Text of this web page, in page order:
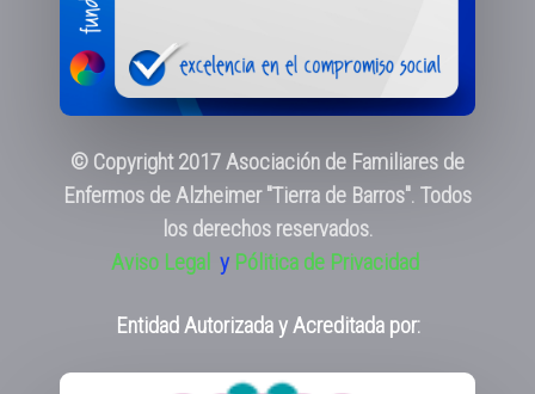
© Copyright 2017 Asociación de Familiares de
Enfermos de Alzheimer "Tierra de Barros". Todos
los derechos reservados.
Aviso Legal y Pólitica de Privacidad
Entidad Autorizada y Acreditada por: